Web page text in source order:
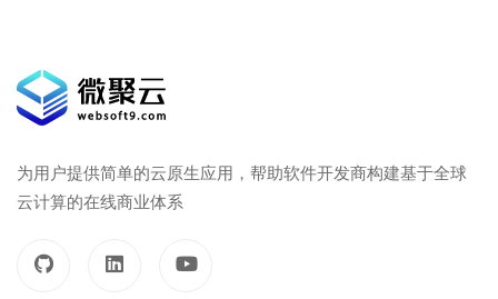
为用户提供简单的云原生应用，帮助软件开发商构建基于全球
云计算的在线商业体系